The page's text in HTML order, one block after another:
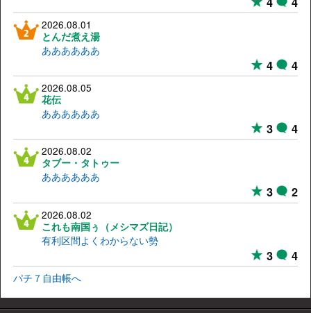
2026.08.01
とんだ煮え湯
ああああああ
4 4
2026.08.05
花伝
ああああああ
3 4
2026.08.02
タブー・タトゥー
ああああああ
3 2
2026.08.02
これも南国ぅ（メシマズ日記）
有利区間よくわからない勢
3 4
パチ７自由帳へ